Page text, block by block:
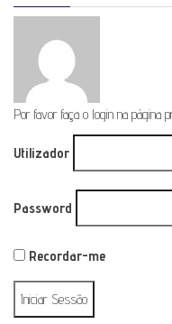
Por favor faça o login na página
Utilizador
Password
Recordar-me